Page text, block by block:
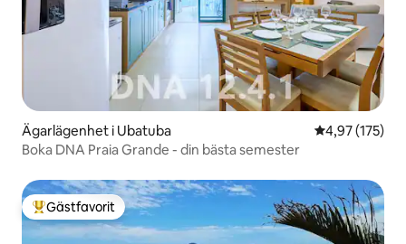
Ägarlägenhet i Ubatuba 4,97 av 5 i
4,97 (175)
Boka DNA Praia Grande - din bästa semester
Populär gästfavorit
Gästfavorit